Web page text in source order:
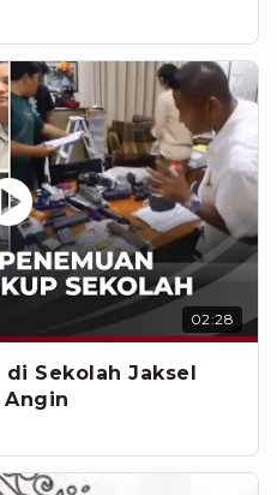
02:28
di Sekolah Jaksel
Angin